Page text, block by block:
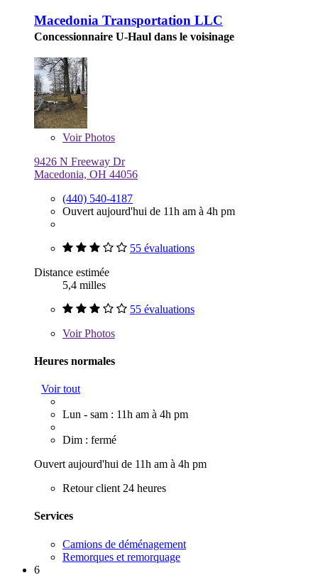
Macedonia Transportation LLC
Concessionnaire U-Haul dans le voisinage
VoirPhotos
9426 N Freeway Dr
Macedonia, OH 44056
(440) 540-4187
Ouvert aujourd'hui de 11h am à 4h pm
55 évaluations
Distance estimée
5,4 milles
55 évaluations
VoirPhotos
Heures normales
Voir tout
Lun - sam : 11h am à 4h pm
Dim : fermé
Ouvert aujourd'hui de 11h am à 4h pm
Retour client 24 heures
Services
Camions de déménagement
Remorques et remorquage
6